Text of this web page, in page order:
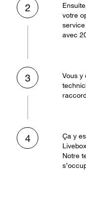
2
votre
avec
3
Vous y
4
Ça y
Notre